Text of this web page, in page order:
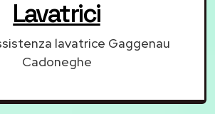
Lavatrici
lavatrice Gaggenau
Cadoneghe